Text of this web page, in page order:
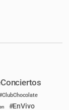
ClubChocolate
EnVivo